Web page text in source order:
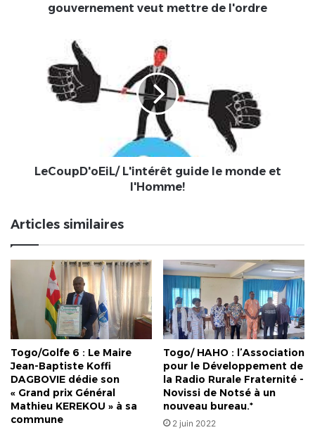
gouvernement veut mettre de l'ordre
LeCoupD'oEiL/ L'intérêt guide le monde et
l'Homme!
Articles similaires
Togo/Golfe 6 : Le Maire
Jean-Baptiste Koffi
DAGBOVIE dédie son
« Grand prix Général
Mathieu KEREKOU » à sa
commune
Togo/ HAHO : l’Association
pour le Développement de
la Radio Rurale Fraternité -
Novissi de Notsé à un
nouveau bureau.*
2 juin 2022